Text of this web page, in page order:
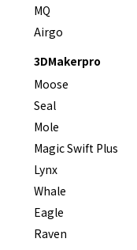
MQ
Airgo
3DMakerpro
Moose
Seal
Mole
Magic Swift Plus
Lynx
Whale
Eagle
Raven